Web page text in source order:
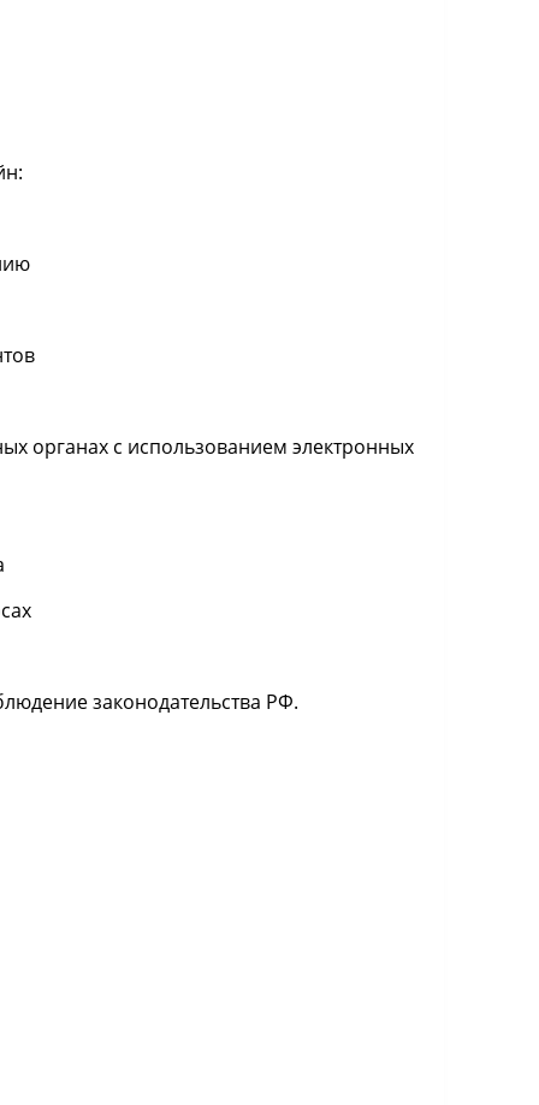
органах с использованием электронных
законодательства РФ.